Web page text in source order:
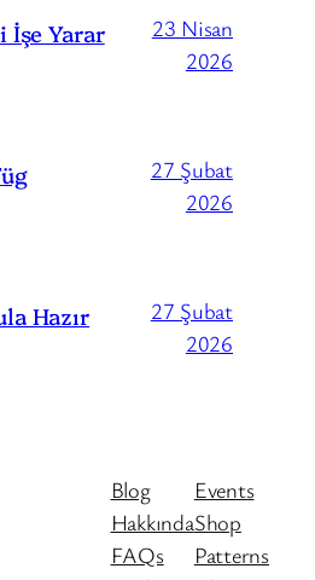
İşe Yarar
23 Nisan
2026
27 Şubat
2026
Hazır
27 Şubat
2026
Blog
Hakkında
FAQs
Events
Shop
Patterns